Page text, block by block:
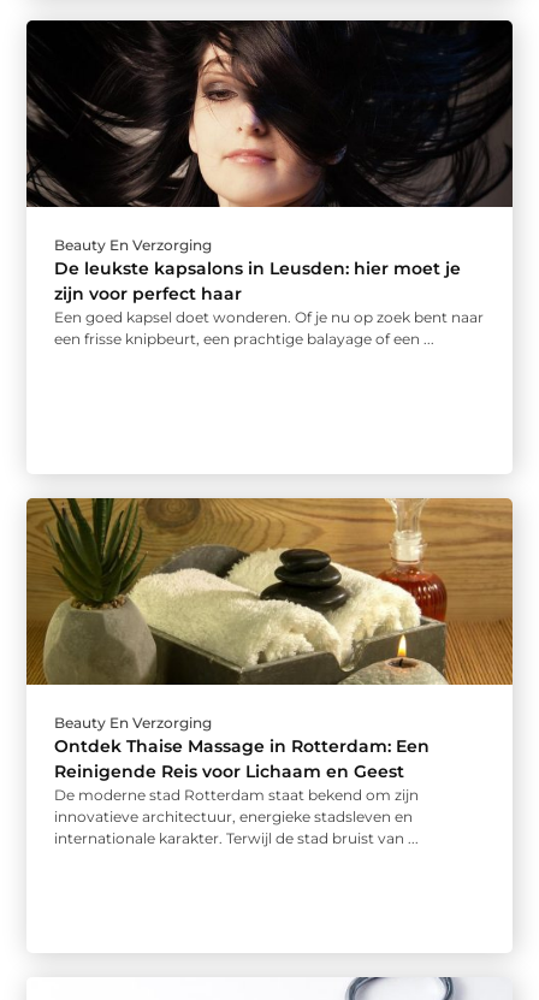
Beauty En Verzorging
De leukste kapsalons in Leusden: hier moet je
zijn voor perfect haar
Een goed kapsel doet wonderen. Of je nu op zoek bent naar
een frisse knipbeurt, een prachtige balayage of een ...
Beauty En Verzorging
Ontdek Thaise Massage in Rotterdam: Een
Reinigende Reis voor Lichaam en Geest
De moderne stad Rotterdam staat bekend om zijn
innovatieve architectuur, energieke stadsleven en
internationale karakter. Terwijl de stad bruist van ...